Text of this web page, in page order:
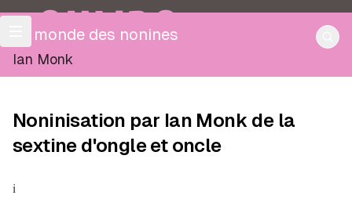
OULIPO
Le monde des nonines
Ian Monk
Noninisation par Ian Monk de la
sextine d'ongle et oncle
i